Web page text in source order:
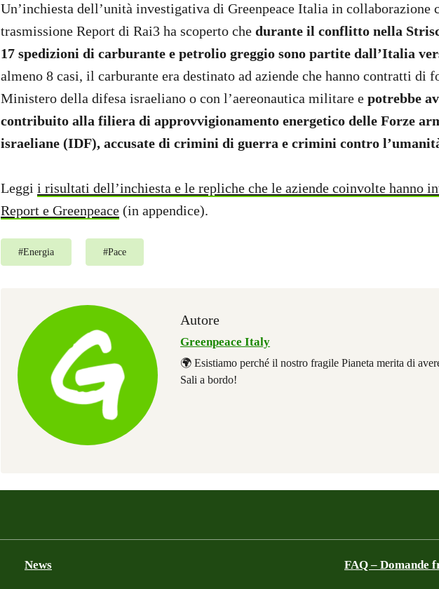
Un’inchiesta dell’unità investigativa di Greenpeace Italia in collaborazione
trasmissione Report di Rai3 ha scoperto che durante il conflitto nella
17 spedizioni di carburante e petrolio greggio sono partite dall’Italia
almeno 8 casi, il carburante era destinato ad aziende che hanno contratti di
Ministero della difesa israeliano o con l’aereonautica militare e potrebbe
contribuito alla filiera di approvvigionamento energetico delle Forze
israeliane (IDF), accusate di crimini di guerra e crimini contro
Leggi i risultati dell’inchiesta e le repliche che le aziende coinvolte hanno
Report e Greenpeace (in appendice).
#Energia #Pace
Autore
Greenpeace Italy
🌍 Esistiamo perché il nostro fragile Pianeta merita di
Sali a bordo!
News FAQ – Domande